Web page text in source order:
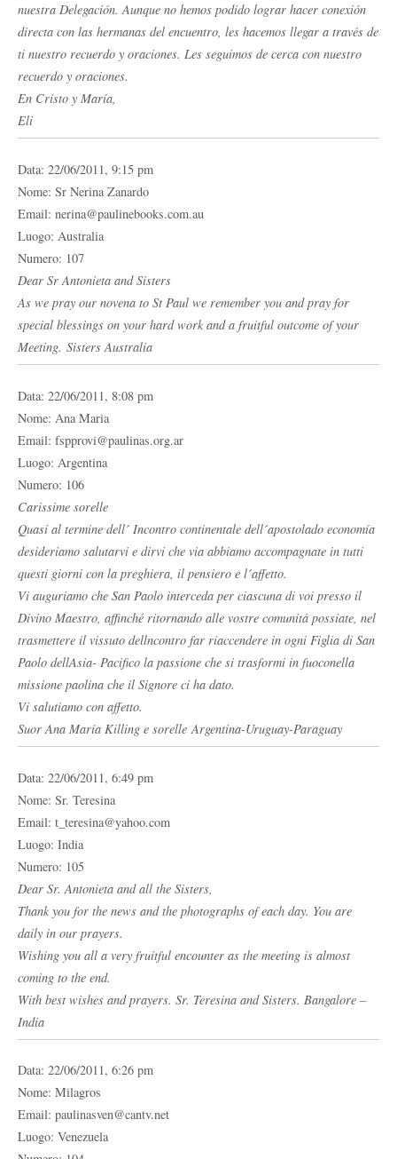
nuestra Delegación. Aunque no hemos podido lograr hacer conexión
directa con las hermanas del encuentro, les hacemos llegar a través de
ti nuestro recuerdo y oraciones. Les seguimos de cerca con nuestro
recuerdo y oraciones.
En Cristo y María,
Eli
Data: 22/06/2011, 9:15 pm
Nome: Sr Nerina Zanardo
Email: nerina@paulinebooks.com.au
Luogo: Australia
Numero: 107
Dear Sr Antonieta and Sisters
As we pray our novena to St Paul we remember you and pray for
special blessings on your hard work and a fruitful outcome of your
Meeting. Sisters Australia
Data: 22/06/2011, 8:08 pm
Nome: Ana Maria
Email: fspprovi@paulinas.org.ar
Luogo: Argentina
Numero: 106
Carissime sorelle
Quasi al termine dell´ Incontro continentale dell´apostolado economía
desideriamo salutarvi e dirvi che via abbiamo accompagnate in tutti
questi giorni con la preghiera, il pensiero e l´affetto.
Vi auguriamo che San Paolo interceda per ciascuna di voi presso il
Divino Maestro, affinché ritornando alle vostre comunitá possiate, nel
trasmettere il vissuto dellncontro far riaccendere in ogni Figlia di San
Paolo dellAsia- Pacifico la passione che si trasformi in fuoconella
missione paolina che il Signore ci ha dato.
Vi salutiamo con affetto.
Suor Ana María Killing e sorelle Argentina-Uruguay-Paraguay
Data: 22/06/2011, 6:49 pm
Nome: Sr. Teresina
Email: t_teresina@yahoo.com
Luogo: India
Numero: 105
Dear Sr. Antonieta and all the Sisters,
Thank you for the news and the photographs of each day. You are
daily in our prayers.
Wishing you all a very fruitful encounter as the meeting is almost
coming to the end.
With best wishes and prayers. Sr. Teresina and Sisters. Bangalore –
India
Data: 22/06/2011, 6:26 pm
Nome: Milagros
Email: paulinasven@cantv.net
Luogo: Venezuela